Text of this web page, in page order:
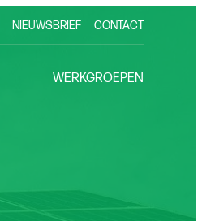
NIEUWSBRIEF CONTACT
WERKGROEPEN